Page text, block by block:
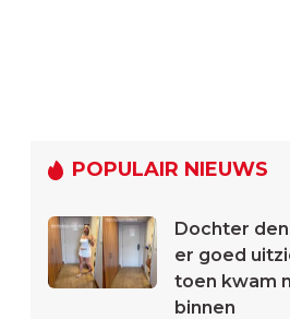
POPULAIR NIEUWS
Dochter
er goed
toen kwam
binnen